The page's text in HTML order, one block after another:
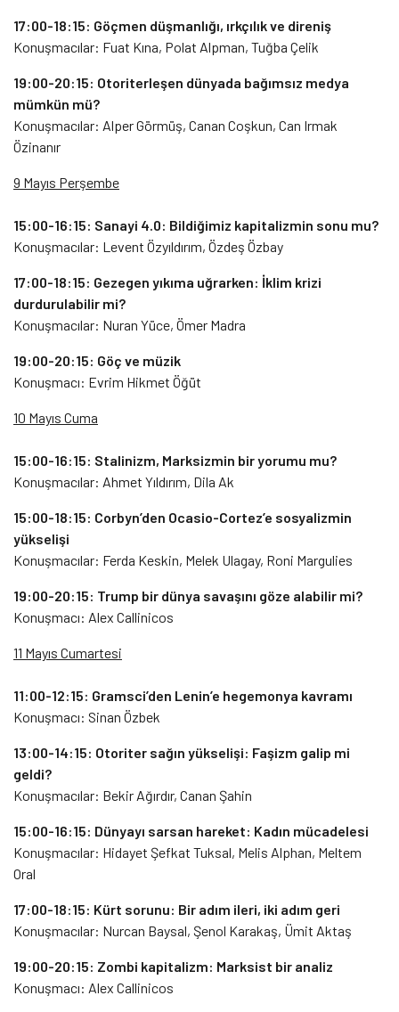
17:00-18:15: Göçmen düşmanlığı, ırkçılık ve direniş
Konuşmacılar: Fuat Kına, Polat Alpman, Tuğba Çelik
19:00-20:15: Otoriterleşen dünyada bağımsız medya
mümkün mü?
Konuşmacılar: Alper Görmüş, Canan Coşkun, Can Irmak
Özinanır
9 Mayıs Perşembe
15:00-16:15: Sanayi 4.0: Bildiğimiz kapitalizmin sonu mu?
Konuşmacılar: Levent Özyıldırım, Özdeş Özbay
17:00-18:15: Gezegen yıkıma uğrarken: İklim krizi
durdurulabilir mi?
Konuşmacılar: Nuran Yüce, Ömer Madra
19:00-20:15: Göç ve müzik
Konuşmacı: Evrim Hikmet Öğüt
10 Mayıs Cuma
15:00-16:15: Stalinizm, Marksizmin bir yorumu mu?
Konuşmacılar: Ahmet Yıldırım, Dila Ak
15:00-18:15: Corbyn’den Ocasio-Cortez’e sosyalizmin
yükselişi
Konuşmacılar: Ferda Keskin, Melek Ulagay, Roni Margulies
19:00-20:15: Trump bir dünya savaşını göze alabilir mi?
Konuşmacı: Alex Callinicos
11 Mayıs Cumartesi
11:00-12:15: Gramsci’den Lenin’e hegemonya kavramı
Konuşmacı: Sinan Özbek
13:00-14:15: Otoriter sağın yükselişi: Faşizm galip mi
geldi?
Konuşmacılar: Bekir Ağırdır, Canan Şahin
15:00-16:15: Dünyayı sarsan hareket: Kadın mücadelesi
Konuşmacılar: Hidayet Şefkat Tuksal, Melis Alphan, Meltem
Oral
17:00-18:15: Kürt sorunu: Bir adım ileri, iki adım geri
Konuşmacılar: Nurcan Baysal, Şenol Karakaş, Ümit Aktaş
19:00-20:15: Zombi kapitalizm: Marksist bir analiz
Konuşmacı: Alex Callinicos